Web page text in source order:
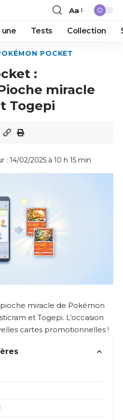
Aa
une Tests Collection
POCKET
:
miracle
Togepi
: 14/02/2025 à 10 h 15 min
miracle de Pokémon
et Togepi. L’occasion
cartes promotionnelles !